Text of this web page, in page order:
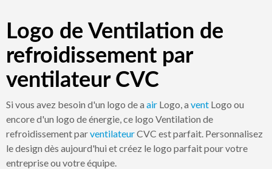
Logo de Ventilation de
refroidissement par
ventilateur CVC
Si vous avez besoin d'un logo de a air Logo, a vent Logo ou
encore d'un logo de énergie, ce logo Ventilation de
refroidissement parventilateurCVC est parfait. Personnalisez
le design dès aujourd'hui et créez le logo parfait pour votre
entreprise ou votre équipe.